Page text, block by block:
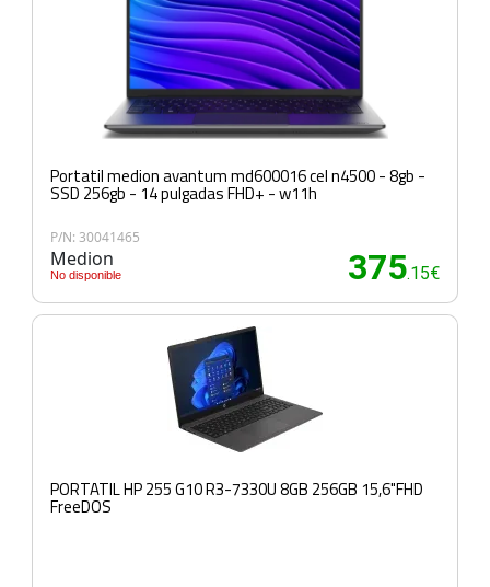
Portatil medion avantum md600016 cel n4500 - 8gb -
SSD 256gb - 14 pulgadas FHD+ - w11h
P/N: 30041465
Medion
No disponible 375.15€
PORTATIL HP 255 G10 R3-7330U 8GB 256GB 15,6"FHD
FreeDOS